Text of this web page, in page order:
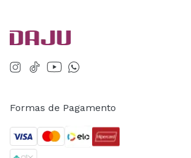
Formas de Pagamento